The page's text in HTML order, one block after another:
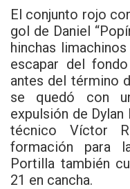
El conjunto rojo
gol de Daniel
hinchas
escapar del
antes del término
se quedó con
expulsión de
técnico Víctor
formación para
Portilla también
21 en cancha.